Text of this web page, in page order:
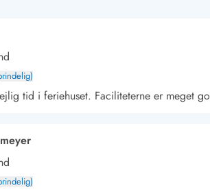
tid i feriehuset. Faciliteterne er meget